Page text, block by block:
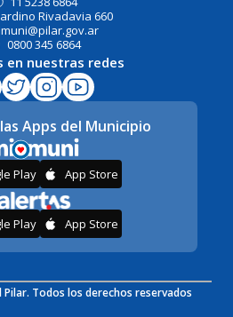
Rivadavia 660
0800 345 6864
en nuestras redes
Apps del Municipio
Play App Store
Play App Store
Todos los derechos reservados